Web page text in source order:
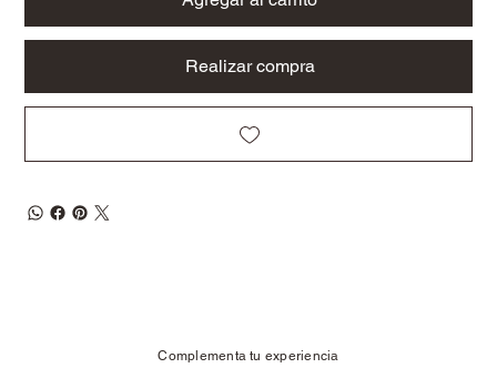
Realizar compra
Complementa tu experiencia